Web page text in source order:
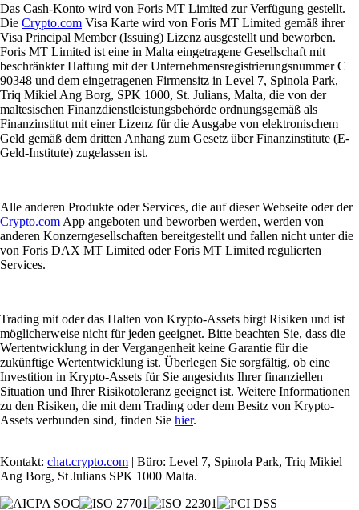
Das Cash-Konto wird von Foris MT Limited zur Verfügung gestellt.
Die Crypto.com Visa Karte wird von Foris MT Limited gemäß ihrer
Visa Principal Member (Issuing) Lizenz ausgestellt und beworben.
Foris MT Limited ist eine in Malta eingetragene Gesellschaft mit
beschränkter Haftung mit der Unternehmensregistrierungsnummer C
90348 und dem eingetragenen Firmensitz in Level 7, Spinola Park,
Triq Mikiel Ang Borg, SPK 1000, St. Julians, Malta, die von der
maltesischen Finanzdienstleistungsbehörde ordnungsgemäß als
Finanzinstitut mit einer Lizenz für die Ausgabe von elektronischem
Geld gemäß dem dritten Anhang zum Gesetz über Finanzinstitute (E-
Geld-Institute) zugelassen ist.
Alle anderen Produkte oder Services, die auf dieser Webseite oder der
Crypto.com App angeboten und beworben werden, werden von
anderen Konzerngesellschaften bereitgestellt und fallen nicht unter die
von Foris DAX MT Limited oder Foris MT Limited regulierten
Services.
Trading mit oder das Halten von Krypto-Assets birgt Risiken und ist
möglicherweise nicht für jeden geeignet. Bitte beachten Sie, dass die
Wertentwicklung in der Vergangenheit keine Garantie für die
zukünftige Wertentwicklung ist. Überlegen Sie sorgfältig, ob eine
Investition in Krypto-Assets für Sie angesichts Ihrer finanziellen
Situation und Ihrer Risikotoleranz geeignet ist. Weitere Informationen
zu den Risiken, die mit dem Trading oder dem Besitz von Krypto-
Assets verbunden sind, finden Sie hier.
Kontakt: chat.crypto.com | Büro: Level 7, Spinola Park, Triq Mikiel
Ang Borg, St Julians SPK 1000 Malta.